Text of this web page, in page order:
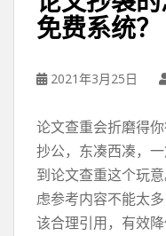
免费系统？
2021年3月25日
论文查重会折磨得
抄公，东凑西凑，
到论文查重这个玩
虑参考内容不能太
该合理引用，有效